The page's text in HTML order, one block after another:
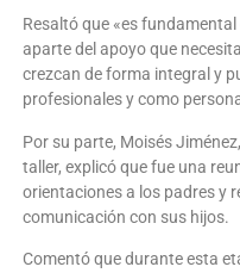
Resaltó que «es
aparte del apoyo que
crezcan de forma integral y
profesionales y como
Por su parte, Moisés
taller, explicó que fue una
orientaciones a los padres y
comunicación con sus hijos.
Comentó que durante esta